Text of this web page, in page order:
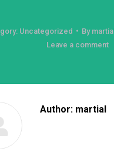
Uncategorized By martial
Leave a comment
Author: martial